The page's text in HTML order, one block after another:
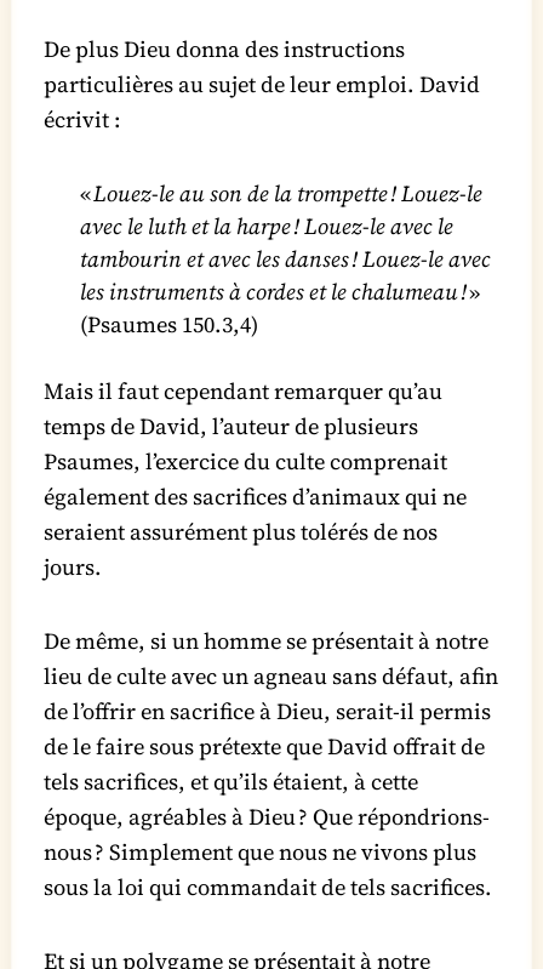
De plus Dieu donna des instructions
particulières au sujet de leur emploi. David
écrivit :
«Louez-le au son de la trompette ! Louez-le
avec le luth et la harpe ! Louez-le avec le
tambourin et avec les danses ! Louez-le avec
les instruments à cordes et le chalumeau !»
(Psaumes 150.3,4)
Mais il faut cependant remarquer qu’au
temps de David, l’auteur de plusieurs
Psaumes, l’exercice du culte comprenait
également des sacrifices d’animaux qui ne
seraient assurément plus tolérés de nos
jours.
De même, si un homme se présentait à notre
lieu de culte avec un agneau sans défaut, afin
de l’offrir en sacrifice à Dieu, serait-il permis
de le faire sous prétexte que David offrait de
tels sacrifices, et qu’ils étaient, à cette
époque, agréables à Dieu ? Que répondrions-
nous ? Simplement que nous ne vivons plus
sous la loi qui commandait de tels sacrifices.
Et si un polygame se présentait à notre